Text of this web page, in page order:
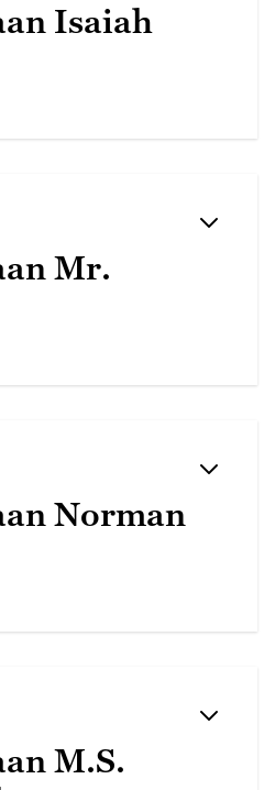
Isaiah
Mr.
Norman
M.S.